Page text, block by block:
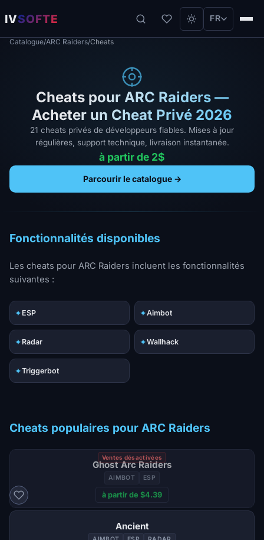
IVSOFTE FR
Catalogue/ARC Raiders/Cheats
Cheats pour ARC Raiders —
Acheter un Cheat Privé 2026
21 cheats privés de développeurs fiables. Mises à jour
régulières, support technique, livraison instantanée.
à partir de 2$
Parcourir le catalogue →
Fonctionnalités disponibles
Les cheats pour ARC Raiders incluent les fonctionnalités
suivantes :
✦ESP ✦Aimbot
✦Radar ✦Wallhack
✦Triggerbot
Cheats populaires pour ARC Raiders
Ventes désactivées
Ghost Arc Raiders
AIMBOT ESP
à partir de $4.39
Ancient